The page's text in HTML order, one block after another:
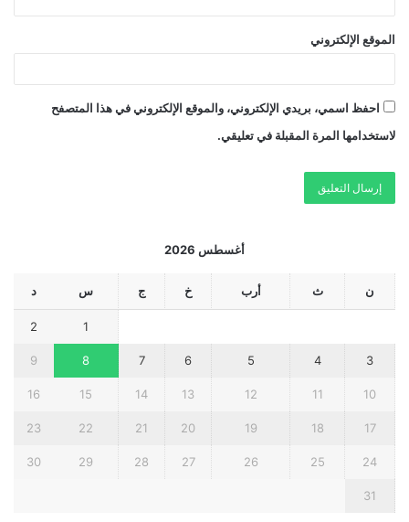
الموقع الإلكتروني
احفظ اسمي، بريدي الإلكتروني، والموقع الإلكتروني في هذا المتصفح
لاستخدامها المرة المقبلة في تعليقي.
أغسطس 2026
ن ث أرب خ ج س د
1
2
3
4
5
6
7
8
9
10
11
12
13
14
15
16
17
18
19
20
21
22
23
24
25
26
27
28
29
30
31